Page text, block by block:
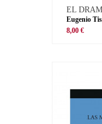
EL
Eugenio
8,00 €